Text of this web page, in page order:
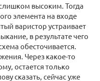
высоким. Тогда
элемента на входе
варистор устраивает
в результате чего
обесточивается.
Через какое-то
остается только
сказать, сейчас уже